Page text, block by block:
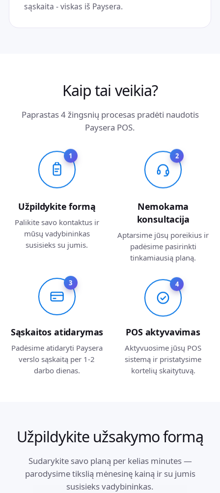
sąskaita - viskas iš Paysera.
Kaip tai veikia?
Paprastas 4 žingsnių procesas pradėti naudotis
Paysera POS.
1
Užpildykite formą
Palikite savo kontaktus ir
mūsų vadybininkas
susisieks su jumis.
2
Nemokama
konsultacija
Aptarsime jūsų poreikius ir
padėsime pasirinkti
tinkamiausią planą.
3
Sąskaitos atidarymas
Padėsime atidaryti Paysera
verslo sąskaitą per 1-2
darbo dienas.
4
POS aktyvavimas
Aktyvuosime jūsų POS
sistemą ir pristatysime
kortelių skaitytuvą.
Užpildykite užsakymo formą
Sudarykite savo planą per kelias minutes —
parodysime tikslią mėnesinę kainą ir su jumis
susisieks vadybininkas.